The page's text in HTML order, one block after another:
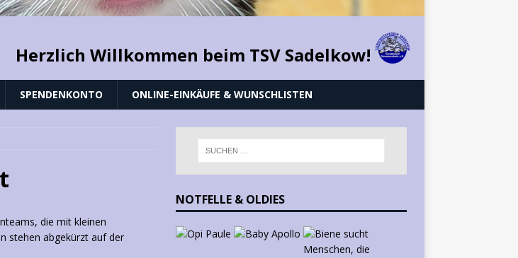
Herzlich Willkommen beim TSV Sadelkow!
SPENDENKONTO ONLINE-EINKÄUFE & WUNSCHLISTEN
die mit kleinen
stehen abgekürzt auf der
NOTFELLE & OLDIES